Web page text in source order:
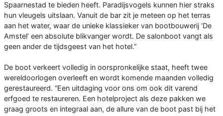
Spaarnestad te bieden heeft. Paradijsvogels kunnen hier straks
hun vleugels uitslaan. Vanuit de bar zit je meteen op het terras
aan het water, waar de unieke klassieker van bootbouwerij ‘De
Amstel’ een absolute blikvanger wordt. De salonboot vangt als
geen ander de tijdsgeest van het hotel.”
De boot verkeert volledig in oorspronkelijke staat, heeft twee
wereldoorlogen overleeft en wordt komende maanden volledig
gerestaureerd. “Een uitdaging voor ons om ook dit varend
erfgoed te restaureren. Een hotelproject als deze pakken we
graag groots en integraal aan, de allure van de boot past bij het